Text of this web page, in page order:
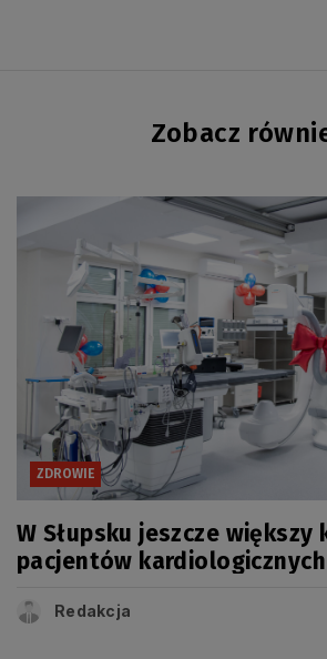
Zobacz
ZDROWIE
W Słupsku jeszcze
pacjentów
Redakcja